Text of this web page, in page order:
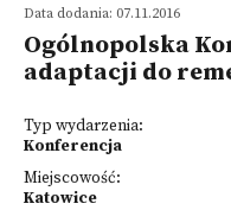
Data dodania: 07.11.2016
Ogólnopolska
adaptacji do
Typ wydarzenia:
Konferencja
Miejscowość:
Katowice